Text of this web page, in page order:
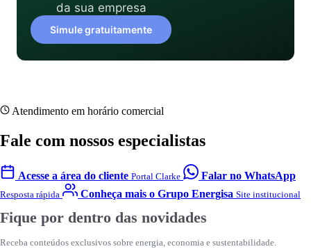
da sua empresa
Simule gratuitamente
Atendimento em horário comercial
Fale com nossos especialistas
Acesse a área do cliente Portal Clarke Falar no WhatsApp
Resposta rápida Conheça mais o Grupo Energisa Site institucional
Fique por dentro das novidades
Receba conteúdos exclusivos sobre energia, economia e sustentabilidade.